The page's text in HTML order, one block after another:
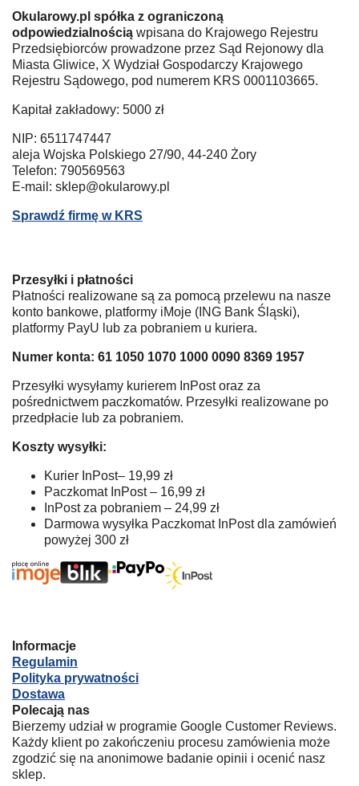
Okularowy.pl spółka z ograniczoną
odpowiedzialnością wpisana do Krajowego Rejestru
Przedsiębiorców prowadzone przez Sąd Rejonowy dla
Miasta Gliwice, X Wydział Gospodarczy Krajowego
Rejestru Sądowego, pod numerem KRS 0001103665.
Kapitał zakładowy: 5000 zł
NIP: 6511747447
aleja Wojska Polskiego 27/90, 44-240 Żory
Telefon: 790569563
E-mail: sklep@okularowy.pl
Sprawdź firmę w KRS
Przesyłki i płatności
Płatności realizowane są za pomocą przelewu na nasze
konto bankowe, platformy iMoje (ING Bank Śląski),
platformy PayU lub za pobraniem u kuriera.
Numer konta: 61 1050 1070 1000 0090 8369 1957
Przesyłki wysyłamy kurierem InPost oraz za
pośrednictwem paczkomatów. Przesyłki realizowane po
przedpłacie lub za pobraniem.
Koszty wysyłki:
Kurier InPost– 19,99 zł
Paczkomat InPost – 16,99 zł
InPost za pobraniem – 24,99 zł
Darmowa wysyłka Paczkomat InPost dla zamówień
powyżej 300 zł
Informacje
Regulamin
Polityka prywatności
Dostawa
Polecają nas
Bierzemy udział w programie Google Customer Reviews.
Każdy klient po zakończeniu procesu zamówienia może
zgodzić się na anonimowe badanie opinii i ocenić nasz
sklep.